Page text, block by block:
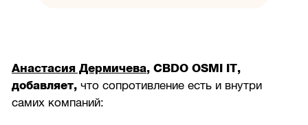
Анастасия Дермичева, CBDO OSMI IT,
добавляет, что сопротивление есть и внутри
самих компаний: